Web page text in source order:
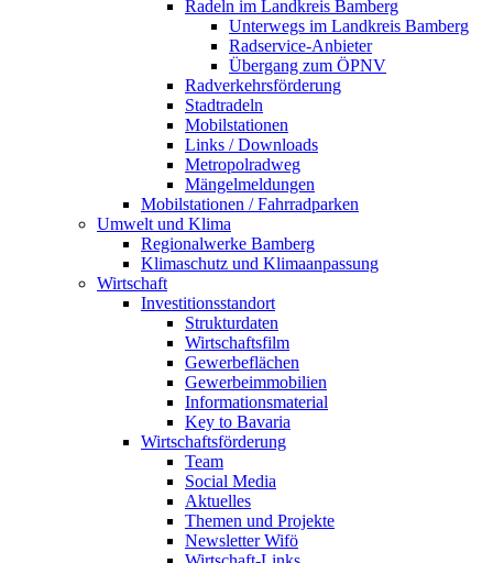
Radeln im Landkreis Bamberg
Unterwegs im Landkreis Bamberg
Radservice-Anbieter
Übergang zum ÖPNV
Radverkehrsförderung
Stadtradeln
Mobilstationen
Links / Downloads
Metropolradweg
Mängelmeldungen
Mobilstationen / Fahrradparken
Umwelt und Klima
Regionalwerke Bamberg
Klimaschutz und Klimaanpassung
Wirtschaft
Investitionsstandort
Strukturdaten
Wirtschaftsfilm
Gewerbeflächen
Gewerbeimmobilien
Informationsmaterial
Key to Bavaria
Wirtschaftsförderung
Team
Social Media
Aktuelles
Themen und Projekte
Newsletter Wifö